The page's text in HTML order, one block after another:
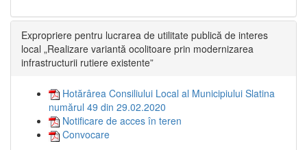
Expropriere pentru lucrarea de utilitate publică de interes
local „Realizare variantă ocolitoare prin modernizarea
infrastructurii rutiere existente”
Hotărârea Consiliului Local al Municipiului Slatina
numărul 49 din 29.02.2020
Notificare de acces în teren
Convocare